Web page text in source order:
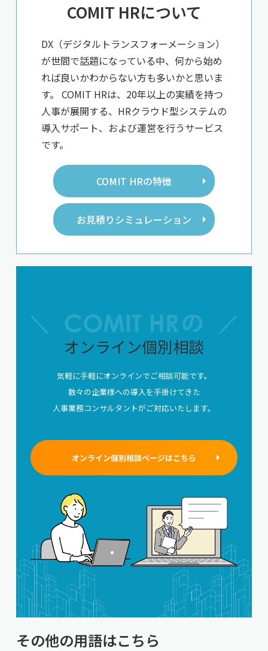
COMIT HRについて
DX（デジタルトランスフォーメーション）
が世間で話題になっている中、何から始め
れば良いかわからない方も多いかと思いま
す。 COMIT HRは、20年以上の実績を持つ
人事が展開する、HRクラウド型システムの
導入サポート、および運営を行うサービス
です。
COMIT HRの特徴
お見積りシミュレーション
オンライン個別相談
気軽に手軽にオンラインでご相談可能です。
数々の企業様への導入を手掛けてきた
人事業務コンサルタントがご対応いたします。
オンライン個別相談ページはこちら
その他の用語はこちら